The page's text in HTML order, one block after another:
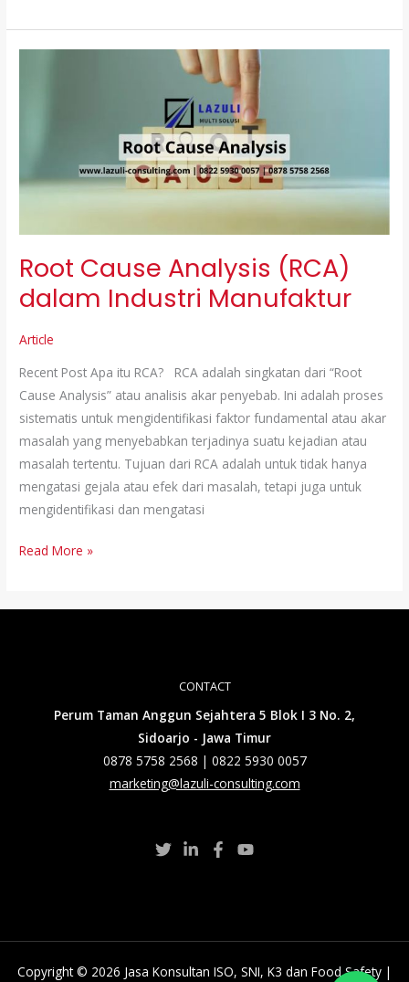
Root Cause Analysis (RCA)
dalam Industri Manufaktur
Article
Recent Post Apa itu RCA? RCA adalah singkatan dari “Root
Cause Analysis” atau analisis akar penyebab. Ini adalah proses
sistematis untuk mengidentifikasi faktor fundamental atau akar
masalah yang menyebabkan terjadinya suatu kejadian atau
masalah tertentu. Tujuan dari RCA adalah untuk tidak hanya
mengatasi gejala atau efek dari masalah, tetapi juga untuk
mengidentifikasi dan mengatasi
Read More »
CONTACT
Perum Taman Anggun Sejahtera 5 Blok I 3 No. 2,
Sidoarjo - Jawa Timur
0878 5758 2568 | 0822 5930 0057
marketing@lazuli-consulting.com
Copyright © 2026 Jasa Konsultan ISO, SNI, K3 dan Food Safety |